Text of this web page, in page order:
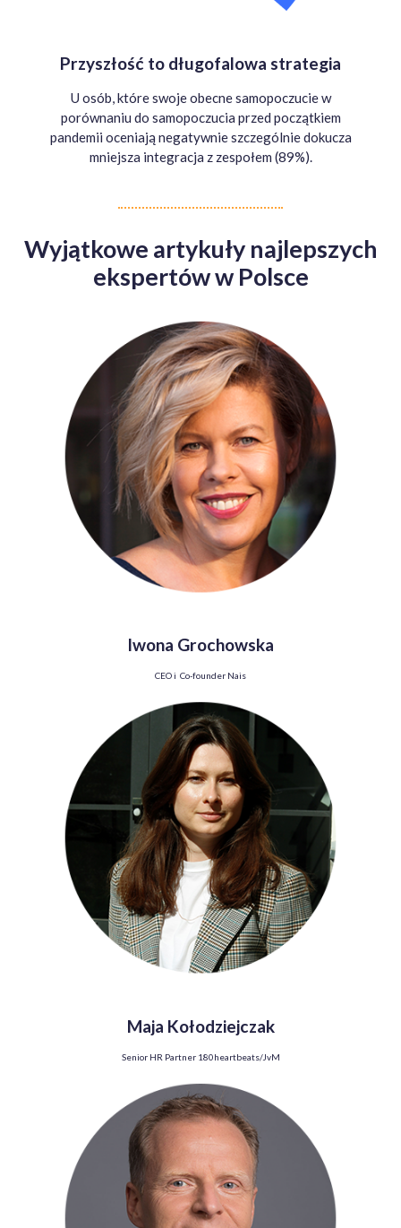
Przyszłość to długofalowa strategia
U osób, które swoje obecne samopoczucie w
porównaniu do samopoczucia przed początkiem
pandemii oceniają negatywnie szczególnie dokucza
mniejsza integracja z zespołem (89%).
Wyjątkowe artykuły najlepszych
ekspertów w Polsce
Iwona Grochowska
CEO i Co-founder Nais
Maja Kołodziejczak
Senior HR Partner 180heartbeats/JvM